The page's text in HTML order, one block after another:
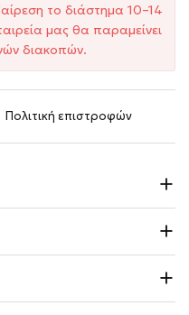
το διάστημα 10–14
μας θα παραμείνει
διακοπών.
Πολιτική επιστροφών